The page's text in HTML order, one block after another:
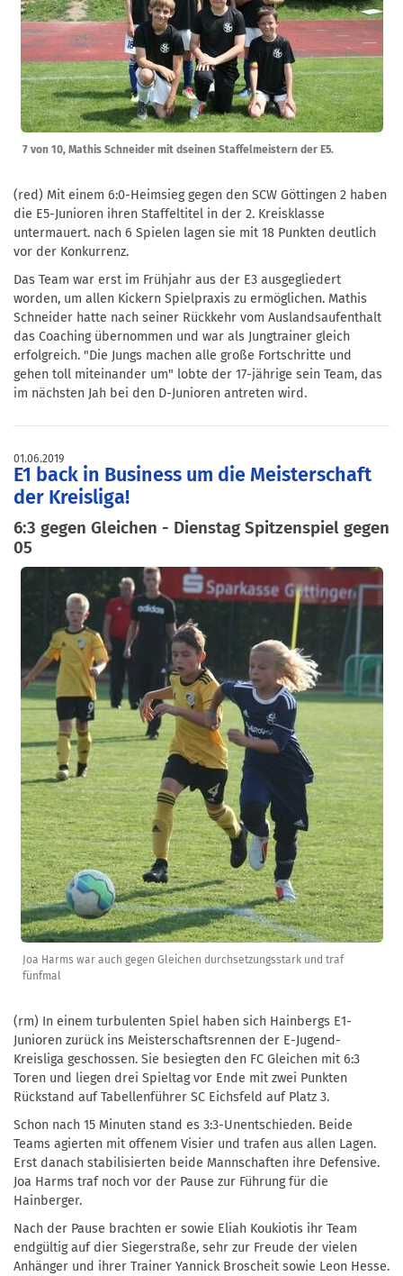
7 von 10, Mathis Schneider mit dseinen Staffelmeistern der E5.
(red) Mit einem 6:0-Heimsieg gegen den SCW Göttingen 2 haben
die E5-Junioren ihren Staffeltitel in der 2. Kreisklasse
untermauert. nach 6 Spielen lagen sie mit 18 Punkten deutlich
vor der Konkurrenz.
Das Team war erst im Frühjahr aus der E3 ausgegliedert
worden, um allen Kickern Spielpraxis zu ermöglichen. Mathis
Schneider hatte nach seiner Rückkehr vom Auslandsaufenthalt
das Coaching übernommen und war als Jungtrainer gleich
erfolgreich. "Die Jungs machen alle große Fortschritte und
gehen toll miteinander um" lobte der 17-jährige sein Team, das
im nächsten Jah bei den D-Junioren antreten wird.
01.06.2019
E1 back in Business um die Meisterschaft
der Kreisliga!
6:3 gegen Gleichen - Dienstag Spitzenspiel gegen
05
Joa Harms war auch gegen Gleichen durchsetzungsstark und traf
fünfmal
(rm) In einem turbulenten Spiel haben sich Hainbergs E1-
Junioren zurück ins Meisterschaftsrennen der E-Jugend-
Kreisliga geschossen. Sie besiegten den FC Gleichen mit 6:3
Toren und liegen drei Spieltag vor Ende mit zwei Punkten
Rückstand auf Tabellenführer SC Eichsfeld auf Platz 3.
Schon nach 15 Minuten stand es 3:3-Unentschieden. Beide
Teams agierten mit offenem Visier und trafen aus allen Lagen.
Erst danach stabilisierten beide Mannschaften ihre Defensive.
Joa Harms traf noch vor der Pause zur Führung für die
Hainberger.
Nach der Pause brachten er sowie Eliah Koukiotis ihr Team
endgültig auf dier Siegerstraße, sehr zur Freude der vielen
Anhänger und ihrer Trainer Yannick Broscheit sowie Leon Hesse.